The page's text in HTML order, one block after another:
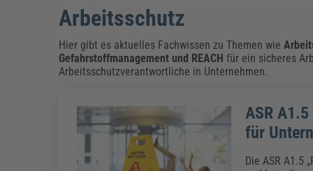
Fachpublikationen & Arbeitshilfen
Brandschutz
Weiterbildungen (AKADEMIE HERKERT)
Arbeitsschutz & Brandschutz
Energieoptimiertes & klimaneutrales Bauen
Bau, Immobilien & Gebäudemanagement
Bildung und Erziehung
Fachpublikationen & Arbeitshilfen
Kinderschutz, Jugendhilfe & Inklusion
Datenschutz & IT-Recht
Datenschutz & IT-Sicherheit
Elektrosicherheit
Elektrosicherheit & Elektrotechnik
Energie und Umwelt
Fachpublikationen & Arbeitshilfen
Weiterbildungen (AKADEMIE HERKERT)
Bildung und Erziehung
Energie und Umwelt
Kommunales
Bildung und Erziehung
Energie und Umwelt
Kommunales
Arbeitsschutz
Hier gibt es aktuelles Fachwissen zu Themen wie
Gefahrstoffmanagement und REACH für ein sicheres
Arbeitsschutzverantwortliche in Unternehmen.
ASR
für
Die ASR A1.5